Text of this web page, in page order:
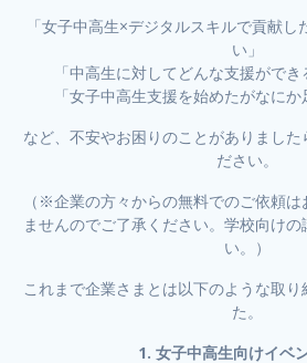
「女子中高生×デジタルスキルで貢献
い」
「中高生に対してどんな支援ができ
「女子中高生支援を始めたがなにか
など、不安やお困りのことがありました
ださい。
（※企業の方々からの無料でのご依頼
ませんのでご了承ください。学校向け
い。）
これまで企業さまとは以下のような取
た。
1. 女子中高生向けイベ